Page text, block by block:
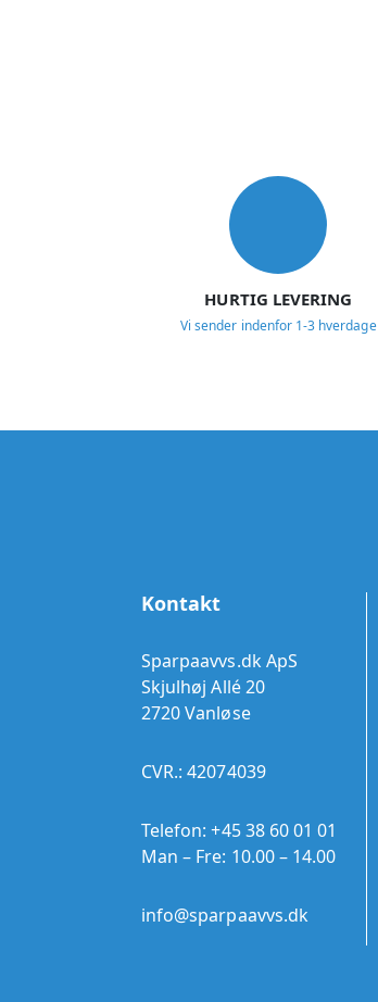
HURTIG LEVERING
Vi sender indenfor 1-3 hverdage
Kontakt
Sparpaavvs.dk ApS
Skjulhøj Allé 20
2720 Vanløse
CVR.: 42074039
Telefon:+45 38 60 01 01
Man – Fre: 10.00 – 14.00
info@sparpaavvs.dk